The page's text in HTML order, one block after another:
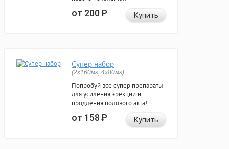
от 200Р Купить
Супер набор
(2х160мг, 4х80мг)
Попробуй все супер препараты
для усиления эрекции и
продления полового акта!
от 158Р Купить